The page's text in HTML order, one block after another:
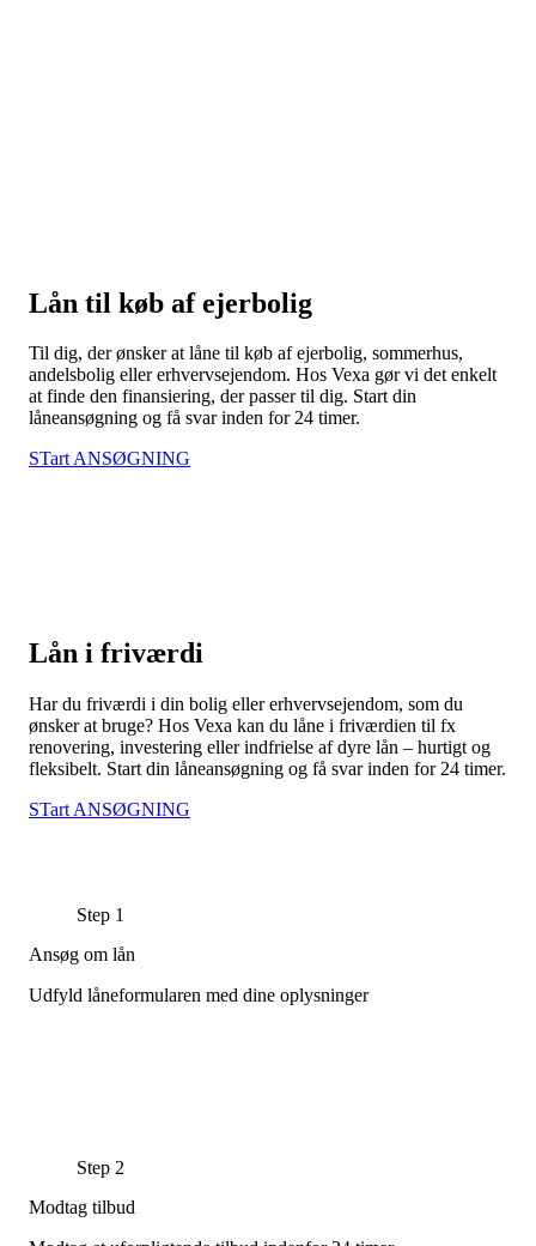
Lån til køb af ejerbolig
Til dig, der ønsker at låne til køb af ejerbolig, sommerhus,
andelsbolig eller erhvervsejendom. Hos Vexa gør vi det enkelt
at finde den finansiering, der passer til dig. Start din
låneansøgning og få svar inden for 24 timer.
STart ANSØGNING
Lån i friværdi
Har du friværdi i din bolig eller erhvervsejendom, som du
ønsker at bruge? Hos Vexa kan du låne i friværdien til fx
renovering, investering eller indfrielse af dyre lån – hurtigt og
fleksibelt. Start din låneansøgning og få svar inden for 24 timer.
STart ANSØGNING
Step 1
Ansøg om lån
Udfyld låneformularen med dine oplysninger
Step 2
Modtag tilbud